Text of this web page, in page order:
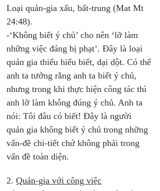
Loại quản-gia xấu, bất-trung (Mat Mt
24:48).
-‘Không biết ý chủ’ cho nên ‘lỡ làm
những việc đáng bị phạt’. Đây là loại
quản gia thiếu hiểu biết, dại dột. Có thể
anh ta tưởng rằng anh ta biết ý chủ,
nhưng trong khi thực hiện công tác thì
anh lỡ làm không đúng ý chủ. Anh ta
nói: Tôi đâu có biết! Đây là người
quản gia không biết ý chủ trong những
vấn-đề chi-tiết chứ không phải trong
vấn đề toàn diện.
2. Quản-gia với công việc